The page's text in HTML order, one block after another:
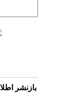
بازنشر